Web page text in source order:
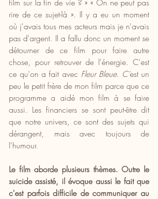
film sur la fin de vie ? » « On ne peut pas
rire de ce sujet-là ». Il y a eu un moment
où j'avais tous mes acteurs mais je n'avais
pas d'argent. Il a fallu donc un moment se
détourner de ce film pour faire autre
chose, pour retrouver de l'énergie. C'est
ce qu'on a fait avec Fleur Bleue. C'est un
peu le petit frère de mon film parce que ce
programme a aidé mon film à se faire
aussi. Les financiers se sont peut-être dit
que notre univers, ce sont des sujets qui
dérangent, mais avec toujours de
l'humour.
Le film aborde plusieurs thèmes. Outre le
suicide assisté, il évoque aussi le fait que
c'est parfois difficile de communiquer au